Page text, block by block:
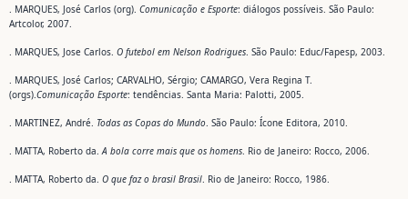
. MARQUES, José Carlos (org). Comunicação e Esporte: diálogos possíveis. São Paulo:
Artcolor, 2007.
. MARQUES, Jose Carlos. O futebol em Nelson Rodrigues. São Paulo: Educ/Fapesp, 2003.
. MARQUES, José Carlos; CARVALHO, Sérgio; CAMARGO, Vera Regina T.
(orgs).Comunicação Esporte: tendências. Santa Maria: Palotti, 2005.
. MARTINEZ, André. Todas as Copas do Mundo. São Paulo: Ícone Editora, 2010.
. MATTA, Roberto da.A bola corre mais que os homens. Rio de Janeiro: Rocco, 2006.
. MATTA, Roberto da. O que faz o brasil Brasil. Rio de Janeiro: Rocco, 1986.